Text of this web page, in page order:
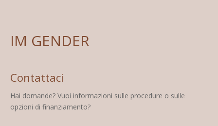
IM GENDER
Contattaci
Hai domande? Vuoi informazioni sulle procedure o sulle
opzioni di finanziamento?